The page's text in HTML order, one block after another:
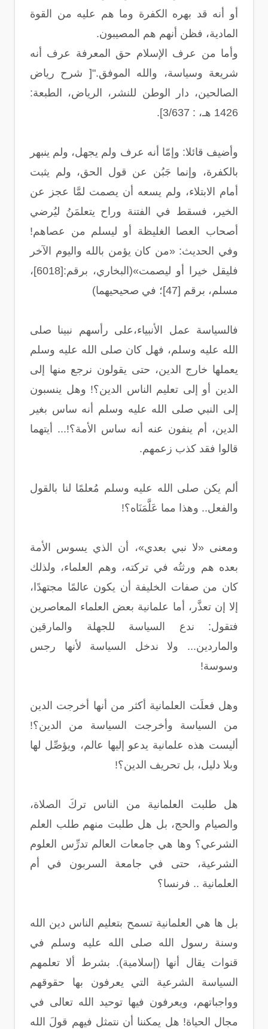
أو أنه قد بهره الكفرة وما هم عليه من القوة
المادية، فظن أنهم هم المصيبون.
وأما من عرف الإسلام حق المعرفة عرف أنه
شريعة وسياسة، والله الموفق."[ شرح رياض
الصالحين، دار الوطن للنشر، الرياض، الطبعة:
1426 هـ، : 3/637].
وأضيف قائلا: وإمّا أنه عرف ولم يجهل، ولم ينبهر
بالكفرة، وإنما جَبُن عن قول الحق، ولم يثبت
أمام الابتلاء، ولم يسعه أن يصمت لمَّا عجز عن
الخير، فسقط في الفتنة وراح يتعلمَنُ ليُرضي
أصحاب العصا الغليظة أو ليسلم من عصاهم!
وفي الحديث: «من كان يؤمن بالله واليوم الآخر
فليقل خيرا أو ليصمت»(البخاري، برقم:[6018]،
مسلم، برقم [47]؛ في صحيحيهما)
فالسياسة عمل الأنبياء،على رأسهم نبينا صلى
الله عليه وسلم، فهل كان صلى الله عليه وسلم
يعملها خارج الدين، حتى يقولون نرجع منها إلى
الدين أو إلى تعليم الناس الدين؟! وهل ينسبون
إلى النبي صلى الله عليه وسلم أنه ساس بغير
الدين، أم ينفون عنه أنه ساس الأمة؟!... أيتهما
قالوا فقد كذب زعمهم.
ألم يكن صلى الله عليه وسلم مُعلمًا لنا بالقول
والفعل.. وهذا مما عَلَّمَنَاه؟!
ومعنى «لا نبي بعدي»، أن الذي يسوس الأمة
بعده هم ورثتُه في تركته، وهم العلماء، ولذلك
كان من صفات الخليفة أن يكون عالمًا مجتهدًا،
إلا إن تعذَّر، أما علمانية بعض العلماء المعاصرين
فتقول: ندع السياسة للجهلة والمارقين
والماردين... ولا ندخل السياسة لأنها رجس
وسوسة!
وهل فعلَت العلمانية أكثر من أنها أخرجت الدين
من السياسة وأخرجت السياسة من الدين؟!
أليست هذه علمانية يدعو إليها عالم، ويؤصِّل لها
وبلا دليل، بل تحريف الدين؟!
هل طلبت العلمانية من الناس تركَ الصلاة،
والصيام والحج، بل هل طلبت منهم طلب العلم
الشرعي؟ وها هي جامعات العالم تدرِّس العلوم
الشرعية، حتى في جامعة السربون في أم
العلمانية .. فرنسا؟
بل ها هي العلمانية تسمح بتعليم الناس دين الله
وسنة رسول الله صلى الله عليه وسلم في
قنوات يقال أنها (إسلامية). بشرط ألا تعلمهم
السياسة الشرعية التي يعرفون بها حقوقهم
وواجباتهم، ويعرفون فيها توحيد الله تعالى في
مجال الحياة! هل يمكننا أن نتمثل فيهم قولَ الله